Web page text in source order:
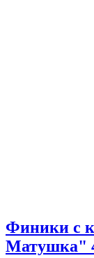
Финики с
Матушка"